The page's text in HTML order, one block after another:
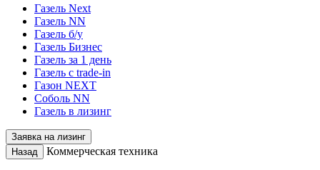
Газель Next
Газель NN
Газель б/у
Газель Бизнес
Газель за 1 день
Газель с trade-in
Газон NEXT
Соболь NN
Газель в лизинг
Заявка на лизинг
Назад
Коммерческая техника